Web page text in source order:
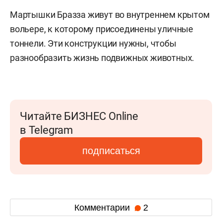
Мартышки Бразза живут во внутреннем крытом
вольере, к которому присоединены уличные
тоннели. Эти конструкции нужны, чтобы
разнообразить жизнь подвижных животных.
Читайте БИЗНЕС Online
в Telegram
подписаться
Комментарии 2